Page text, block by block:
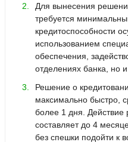
Для вынесения
требуется
кредитоспособности
использованием
обеспечения,
отделениях банка, но
Решение о
максимально быстро,
более 1 дня. Действие
составляет до 4
без спешки подойти к